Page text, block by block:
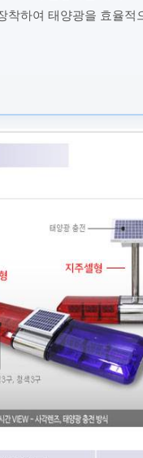
착하여 태양광을 효율적